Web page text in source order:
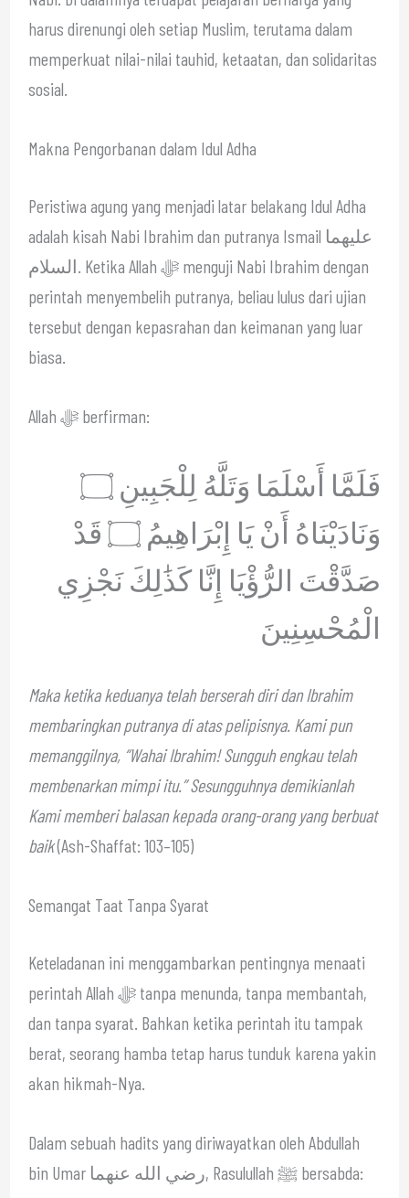
harus direnungi oleh setiap Muslim, terutama dalam
memperkuat nilai-nilai tauhid, ketaatan, dan solidaritas
sosial.
Makna Pengorbanan dalam Idul Adha
Peristiwa agung yang menjadi latar belakang Idul Adha
adalah kisah Nabi Ibrahim dan putranya Ismail عليهما
السلام. Ketika Allah ﷻ menguji Nabi Ibrahim dengan
perintah menyembelih putranya, beliau lulus dari ujian
tersebut dengan kepasrahan dan keimanan yang luar
biasa.
Allah ﷻ berfirman:
فَلَمَّا أَسْلَمَا وَتَلَّهُ لِلْجَبِينِ ۝
وَنَادَيْنَاهُ أَنْ يَا إِبْرَاهِيمُ ۝ قَدْ
صَدَّقْتَ الرُّؤْيَا إِنَّا كَذَٰلِكَ نَجْزِي
الْمُحْسِنِينَ
Maka ketika keduanya telah berserah diri dan Ibrahim
membaringkan putranya di atas pelipisnya. Kami pun
memanggilnya, “Wahai Ibrahim! Sungguh engkau telah
membenarkan mimpi itu.” Sesungguhnya demikianlah
Kami memberi balasan kepada orang-orang yang berbuat
baik(Ash-Shaffat: 103–105)
Semangat Taat Tanpa Syarat
Keteladanan ini menggambarkan pentingnya menaati
perintah Allah ﷻ tanpa menunda, tanpa membantah,
dan tanpa syarat. Bahkan ketika perintah itu tampak
berat, seorang hamba tetap harus tunduk karena yakin
akan hikmah-Nya.
Dalam sebuah hadits yang diriwayatkan oleh Abdullah
bin Umar رضي الله عنهما, Rasulullah ﷺ bersabda: